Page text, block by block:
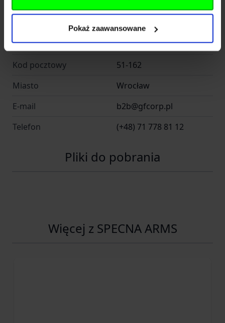
Pokaż zaawansowane
Adres
Jana Długosza 42-46
Kod pocztowy
51-162
Miasto
Wrocław
E-mail
b2b@gfcorp.pl
Telefon
(+48) 71 778 81 12
Pliki do pobrania
Więcej z SPECNA ARMS